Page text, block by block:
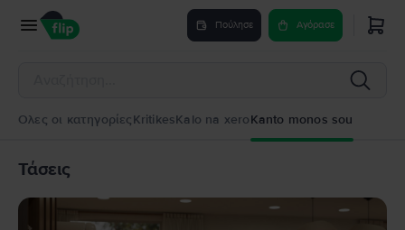
Πούλησε Αγόρασε
Ολες οι κατηγορίεςKritikesKalo na xeroKanto monos sou
Τάσεις